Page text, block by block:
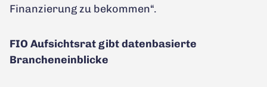
Finanzierung zu bekommen“.
FIO Aufsichtsrat gibt datenbasierte
Brancheneinblicke